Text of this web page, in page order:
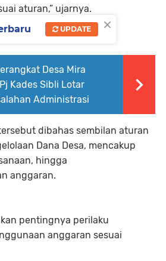
aturan,” ujarnya.
Desa Mira
Kades Sibli Lotar
Administrasi
dibahas sembilan aturan
Dana Desa, mencakup
hingga
anggaran.
pentingnya perilaku
anggaran sesuai
×
UPDATE